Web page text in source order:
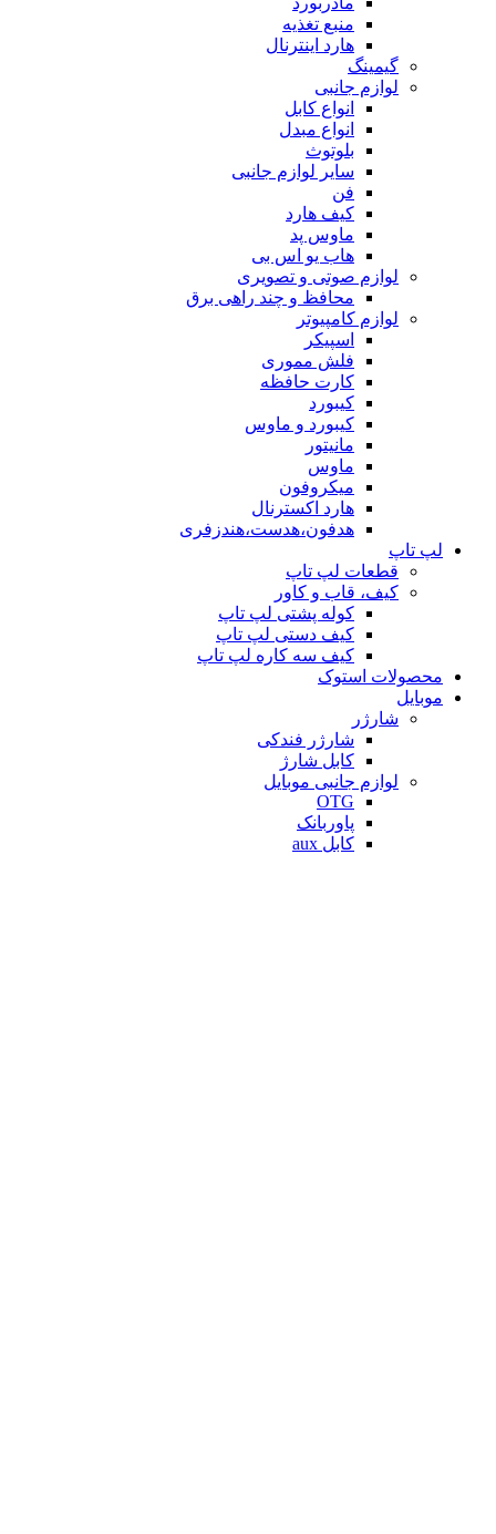
منبع تغذیه
هارد اینترنال
گیمینگ
لوازم جانبی
انواع کابل
انواع مبدل
بلوتوث
سایر لوازم جانبی
فن
کیف هارد
ماوس پد
هاب یو اس بی
لوازم صوتی و تصویری
محافظ و چند راهی برق
لوازم کامپیوتر
اسپیکر
فلش مموری
کارت حافظه
کیبورد
کیبورد و ماوس
مانیتور
ماوس
میکروفون
هارد اكسترنال
هدفون،هدست،هندزفری
لپ تاپ
قطعات لپ تاپ
کیف، قاب و کاور
کوله پشتی لپ تاپ
کیف دستی لپ تاپ
کیف سه کاره لپ تاپ
محصولات استوک
موبایل
شارژر
شارژر فندکی
کابل شارژ
لوازم جانبی موبایل
OTG
پاوربانک
کابل aux